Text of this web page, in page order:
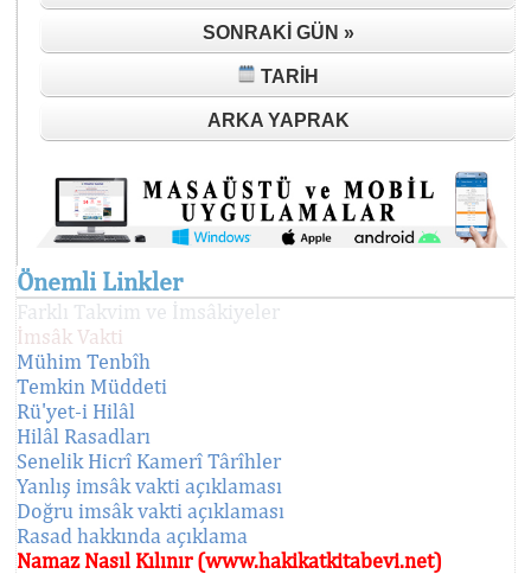
SONRAKI GÜN »
TARIH
ARKA YAPRAK
Önemli Linkler
Farklı Takvim ve İmsâkiyeler
İmsâk Vakti
Mühim Tenbîh
Temkin Müddeti
Rü'yet-i Hilâl
Hilâl Rasadları
Senelik Hicrî Kamerî Târîhler
Yanlış imsâk vakti açıklaması
Doğru imsâk vakti açıklaması
Rasad hakkında açıklama
Namaz Nasıl Kılınır (www.hakikatkitabevi.net)